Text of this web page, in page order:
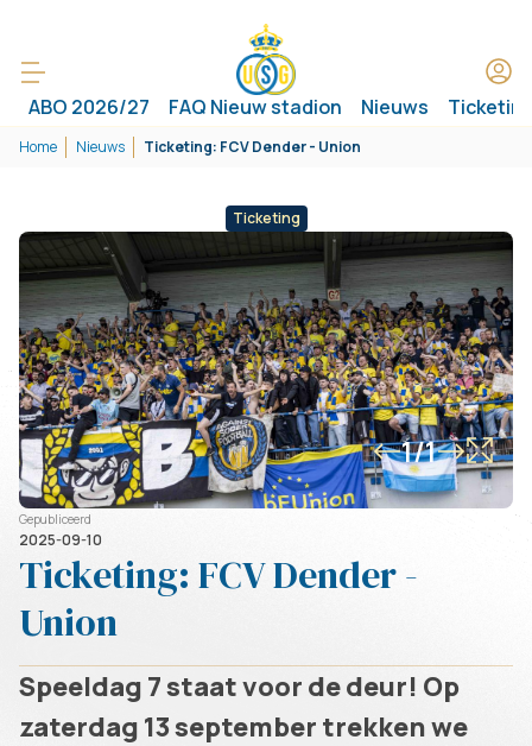
ABO 2026/27 FAQ Nieuw stadion Nieuws
Home Nieuws Ticketing: FCV Dender - Union
Ticketing
1/1
Gepubliceerd
2025-09-10
Ticketing: FCV Dender -
Union
Speeldag 7 staat voor de deur! Op
zaterdag 13 september trekken we